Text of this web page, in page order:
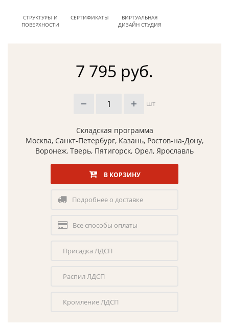
СТРУКТУРЫ И
ПОВЕРХНОСТИ
СЕРТИФИКАТЫ
ВИРТУАЛЬНАЯ
ДИЗАЙН СТУДИЯ
7 795 руб.
шт
Складская программа
Москва, Санкт-Петербург, Казань, Ростов-на-Дону,
Воронеж, Тверь, Пятигорск, Орел, Ярославль
В КОРЗИНУ
Подробнее о доставке
Все способы оплаты
Присадка ЛДСП
Распил ЛДСП
Кромление ЛДСП